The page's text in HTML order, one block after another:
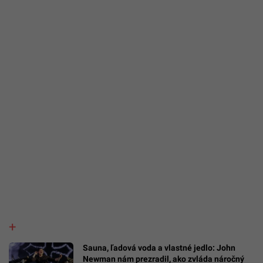
Sauna, ľadová voda a vlastné jedlo: John
Newman nám prezradil, ako zvláda náročný